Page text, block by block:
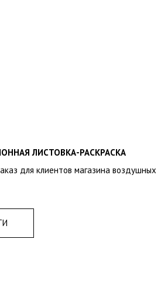
ЛИСТОВКА-РАСКРАСКА
для клиентов магазина воздушных